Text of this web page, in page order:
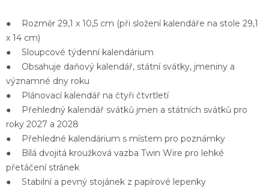
● Rozměr 29,1 x 10,5 cm (při složení kalendáře na stole 29,1
x 14 cm)
● Sloupcové týdenní kalendárium
● Obsahuje daňový kalendář, státní svátky, jmeniny a
významné dny roku
● Plánovací kalendář na čtyři čtvrtletí
● Přehledný kalendář svátků jmen a státních svátků pro
roky 2027 a 2028
● Přehledné kalendárium s místem pro poznámky
● Bílá dvojitá kroužková vazba Twin Wire pro lehké
přetáčení stránek
● Stabilní a pevný stojánek z papírové lepenky